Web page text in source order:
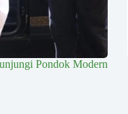
Pondok Modern